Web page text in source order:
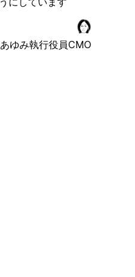
ゆみ執行役員CMO